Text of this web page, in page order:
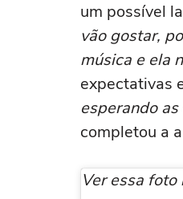
um possível
vão gostar,
música e ela
expectativas
esperando
completou a
Ver essa